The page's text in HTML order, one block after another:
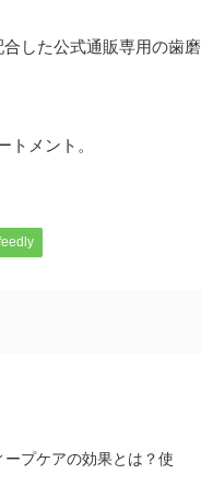
した公式通販専用の歯磨
トメント。
ープケアの効果とは？使